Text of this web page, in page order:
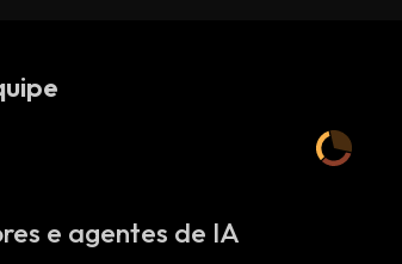
e agentes de IA